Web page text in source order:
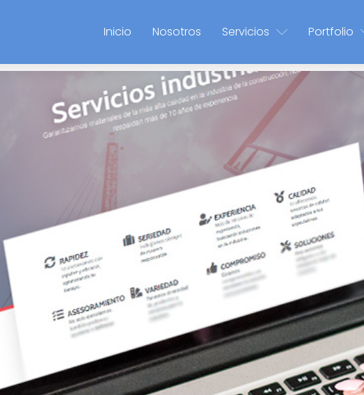
Inicio Nosotros Servicios Portfolio